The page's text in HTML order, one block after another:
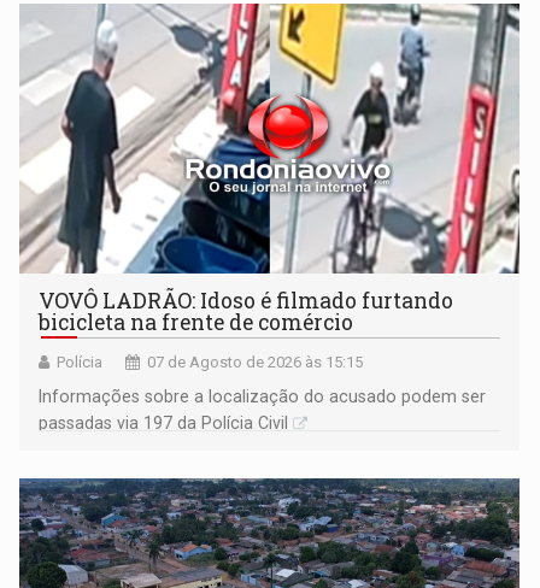
VOVÔ LADRÃO: Idoso é filmado furtando
bicicleta na frente de comércio
Polícia 07 de Agosto de 2026 às 15:15
Informações sobre a localização do acusado podem ser
passadas via 197 da Polícia Civil